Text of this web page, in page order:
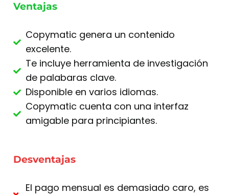
Ventajas
Copymatic genera un contenido
excelente.
Te incluye herramienta de investigación
de palabaras clave.
Disponible en varios idiomas.
Copymatic cuenta con una interfaz
amigable para principiantes.
Desventajas
El pago mensual es demasiado caro, es